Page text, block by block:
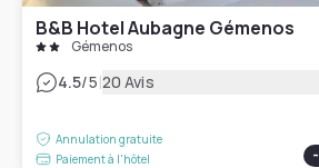
B&B Hotel Aubagne Gémenos
Gémenos
4.5/5|20 Avis
Annulation gratuite
Paiement à l'hôtel
-